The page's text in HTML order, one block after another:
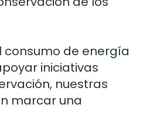
consumo de energía
iniciativas
nuestras
marcar una